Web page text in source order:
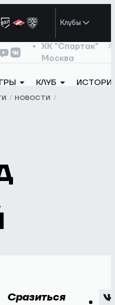
Клубы
ХК "Спартак"
Москва
КЛУБ
НОВОСТИ
Сразиться